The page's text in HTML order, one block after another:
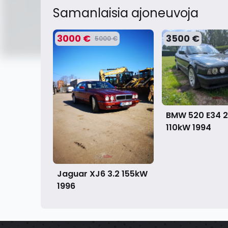
Samanlaisia ​​ajoneuvoja
3000 € 5000 €
Jaguar XJ6 3.2 155kW
1996
3500 €
BMW 520 E34
110kW1994